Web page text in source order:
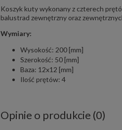
Koszyk kuty wykonany z czterech
balustrad zewnętrzny oraz
Wymiary:
Wysokość: 200 [mm]
Szerokość: 50 [mm]
Baza: 12x12 [mm]
Ilość prętów: 4
Opinie o produkcie (0)